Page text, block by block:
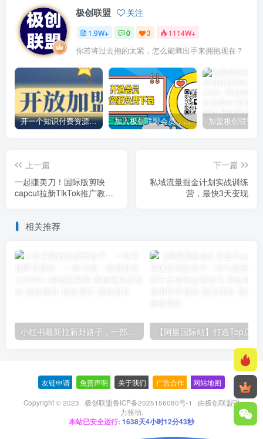
极创联盟 关注
1.9W+ 0 3 1114W+
你若将过去抱的太紧，怎么能腾出手来拥抱现在？
开一个知识付费资源网站，小白也能日入1000+ 加入极创联盟会员，全站资源免费学习。
上一篇
一起賺美刀！国际版剪映
capcut拉新TikTok推广教
下一篇
私域流量掘金计划实战训练
营，最快3天变现
相关推荐
小红书最新拉新野路子，一部手机即可操作，一单15块，做得好日入2000+
友链申请 免责声明 关于我们 广告合作 网站地图
Copyright © 2023 · 极创联盟鲁ICP备2025156080号-1 · 由极创联盟强
力驱动.
本站已安全运行: 1638天4小时12分43秒